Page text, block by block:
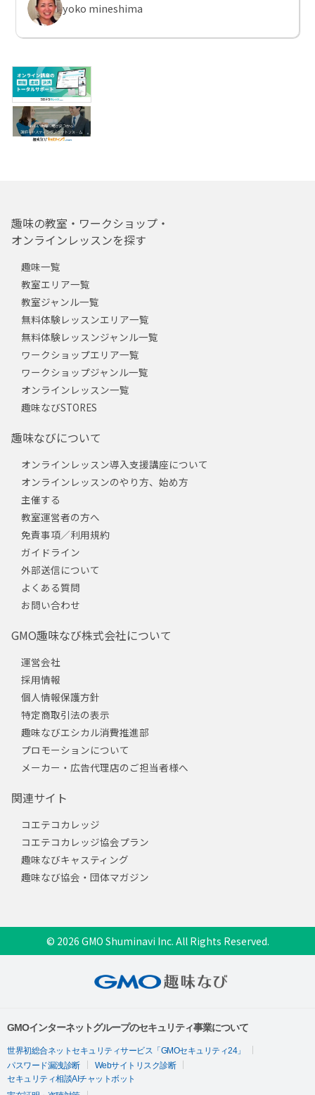
yoko mineshima
趣味の教室・ワークショップ・
オンラインレッスンを探す
趣味一覧
教室エリア一覧
教室ジャンル一覧
無料体験レッスンエリア一覧
無料体験レッスンジャンル一覧
ワークショップエリア一覧
ワークショップジャンル一覧
オンラインレッスン一覧
趣味なびSTORES
趣味なびについて
オンラインレッスン導入支援講座について
オンラインレッスンのやり方、始め方
主催する
教室運営者の方へ
免責事項／利用規約
ガイドライン
外部送信について
よくある質問
お問い合わせ
GMO趣味なび株式会社について
運営会社
採用情報
個人情報保護方針
特定商取引法の表示
趣味なびエシカル消費推進部
プロモーションについて
メーカー・広告代理店のご担当者様へ
関連サイト
コエテコカレッジ
コエテコカレッジ協会プラン
趣味なびキャスティング
趣味なび協会・団体マガジン
© 2026 GMO Shuminavi Inc. All Rights Reserved.